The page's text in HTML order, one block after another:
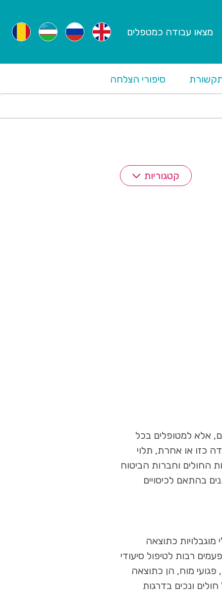
מצאו עבודה כמטפלים
סיפורי הצלחה
קטגוריות
אלא למטופלים בכל
כזו או אחרת, תלוי
החולים וחברות הביטוח
בהתאם לכיסויים
כתוצאה
רבות לטיפול סיעודי
פגועי מוח, הן כתוצאה
ונכים בדרגות